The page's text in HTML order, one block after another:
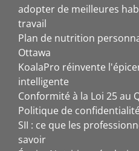
adopter de meilleures
travail
Plan de nutrition
Ottawa
KoalaPro réinvente
intelligente
Conformité à la Loi 25 au
Politique de confidentialité
SII : ce que les
savoir